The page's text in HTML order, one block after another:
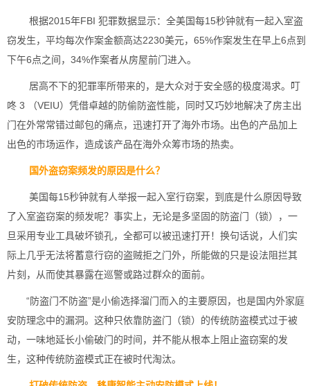
根据2015年FBI 犯罪数据显示：全美国每15秒钟就有一起入室盗
窃发生，平均每次作案金额高达2230美元，65%作案发生在早上6点到
下午6点之间，34%作案者从房屋前门进入。
居高不下的犯罪率所带来的，是大众对于安全感的极度渴求。叮
咚 3 （VEIU）凭借卓越的防偷防盗性能，同时又巧妙地解决了房主出
门在外常常错过邮包的痛点，迅速打开了海外市场。出色的产品加上
出色的市场运作，造成该产品在海外众筹市场的热卖。
国外盗窃案频发的原因是什么？
美国每15秒钟就有人举报一起入室行窃案，到底是什么原因导致
了入室盗窃案的频发呢？事实上，无论是多坚固的防盗门（锁），一
旦采用专业工具破坏锁孔，全都可以被迅速打开！换句话说，人们实
际上几乎无法将蓄意行窃的盗贼拒之门外，所能做的只是设法阻拦其
片刻，从而使其暴露在巡警或路过群众的面前。
“防盗门不防盗”是小偷选择溜门而入的主要原因，也是国内外家庭
安防理念中的漏洞。这种只依靠防盗门（锁）的传统防盗模式过于被
动，一味地延长小偷破门的时间，并不能从根本上阻止盗窃案的发
生，这种传统防盗模式正在被时代淘汰。